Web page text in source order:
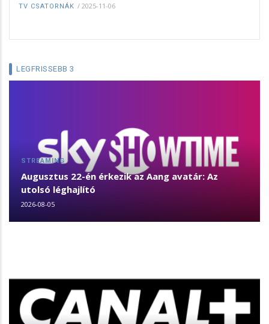
TV CSATORNÁK / 2025-11-06
LEGFRISSEBB 3
STREAMING
Augusztus 22-én érkezik az Aang avatár: Az
utolsó léghajlító
2026-08-05